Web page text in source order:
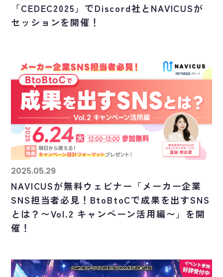
「CEDEC2025」でDiscord社とNAVICUSが
セッションを開催！
2025.05.29
NAVICUSが無料ウェビナー「メーカー企業
SNS担当者必見！BtoBtoCで成果を出すSNS
とは？〜Vol.2 キャンペーン活用編〜」を開
催！